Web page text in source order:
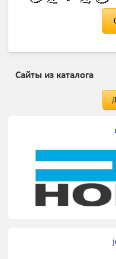
Сайты из каталога